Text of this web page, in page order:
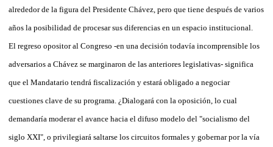
alrededor de la figura del Presidente Chávez, pero que tiene después de varios
años la posibilidad de procesar sus diferencias en un espacio institucional.
El regreso opositor al Congreso -en una decisión todavía incomprensible los
adversarios a Chávez se marginaron de las anteriores legislativas- significa
que el Mandatario tendrá fiscalización y estará obligado a negociar
cuestiones clave de su programa. ¿Dialogará con la oposición, lo cual
demandaría moderar el avance hacia el difuso modelo del "socialismo del
siglo XXI", o privilegiará saltarse los circuitos formales y gobernar por la vía